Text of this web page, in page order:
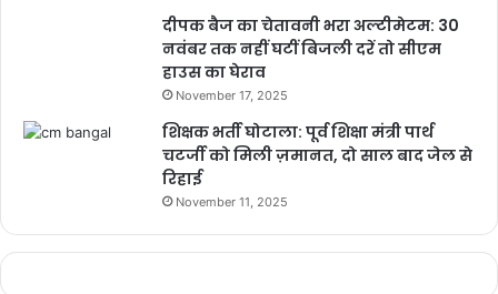
दीपक बैज का चेतावनी भरा अल्टीमेटम: 30
नवंबर तक नहीं घटीं बिजली दरें तो सीएम
हाउस का घेराव
November 17, 2025
शिक्षक भर्ती घोटाला: पूर्व शिक्षा मंत्री पार्थ
चटर्जी को मिली ज़मानत, दो साल बाद जेल से
रिहाई
November 11, 2025